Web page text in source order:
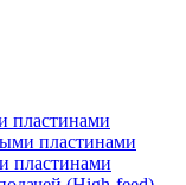
пластинами
пластинами
пластинами